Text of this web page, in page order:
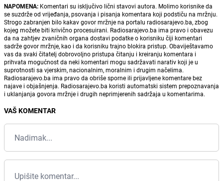
NAPOMENA: Komentari su isključivo lični stavovi autora. Molimo korisnike da
se suzdrže od vrijeđanja, psovanja i pisanja komentara koji podstiču na mržnju.
Strogo zabranjen bilo kakav govor mržnje na portalu radiosarajevo.ba, zbog
kojeg možete biti krivično procesuirani. Radiosarajevo.ba ima pravo i obavezu
da na zahtjev zvaničnih organa dostavi podatke o korisniku čiji komentari
sadrže govor mržnje, kao i da korisniku trajno blokira pristup. Obaviještavamo
vas da svaki čitatelj dobrovoljno pristupa čitanju i kreiranju komentara i
prihvata mogućnost da neki komentari mogu sadržavati narativ koji je u
suprotnosti sa vjerskim, nacionalnim, moralnim i drugim načelima.
Radiosarajevo.ba ima pravo da obriše sporne ili prijavljene komentare bez
najave i objašnjenja. Radiosarajevo.ba koristi automatski sistem prepoznavanja
i uklanjanja govora mržnje i drugih neprimjerenih sadržaja u komentarima.
VAŠ KOMENTAR